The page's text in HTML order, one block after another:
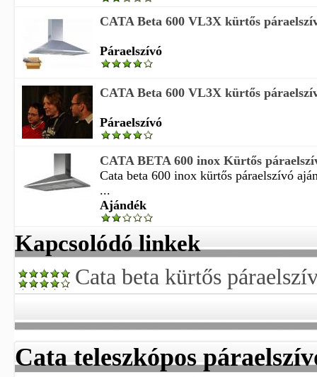
CATA Beta 600 VL3X kürtős
Páraelszívó
CATA Beta 600 VL3X kürtős
Páraelszívó
CATA BETA 600 inox Kürtős
Cata beta 600 inox kürtős páraelszívó
...
Ajándék
Kapcsolódó linkek
Cata beta kürtős
Cata teleszkópos